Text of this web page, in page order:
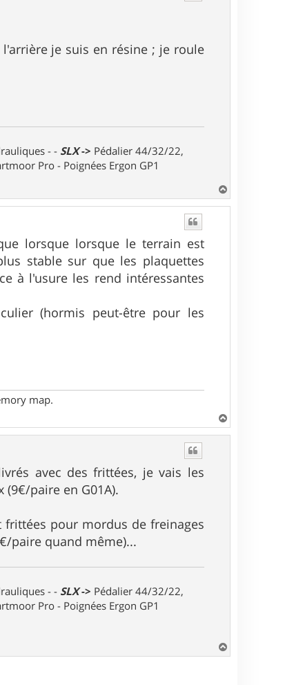
je suis en résine ; je roule
- - SLX-> Pédalier 44/32/22,
Pro - Poignées Ergon GP1
a
lorsque lorsque le terrain est
stable sur que les plaquettes
à l'usure les rend intéressantes
(hormis peut-être pour les
map.
a
avec des frittées, je vais les
paire en G01A).
pour mordus de freinages
paire quand même)...
- - SLX-> Pédalier 44/32/22,
Pro - Poignées Ergon GP1
a